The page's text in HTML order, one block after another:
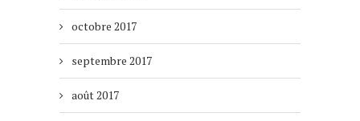
octobre 2017
septembre 2017
août 2017